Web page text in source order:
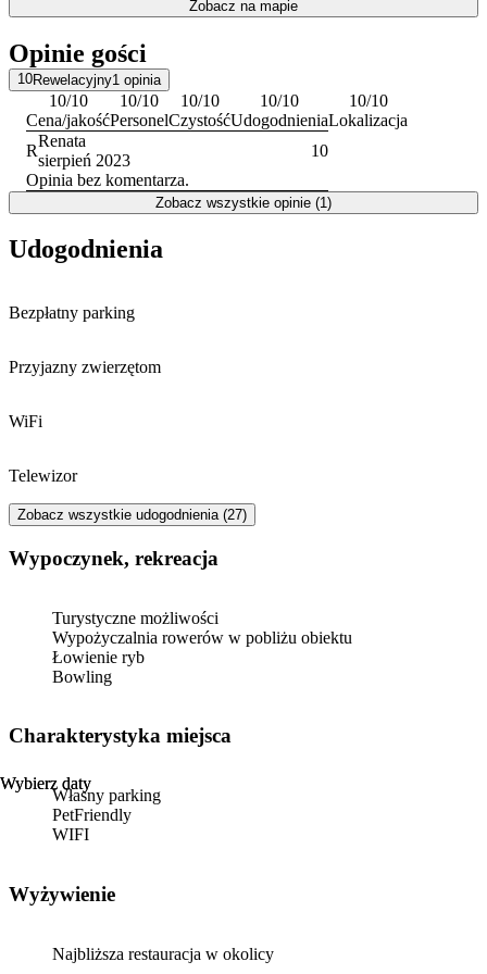
Doba hotelowa rozpoczyna się o godzinie 14:30, a kończy o 10:30.
posługuje się językiem czeskim i niemieckim.
Zobacz na mapie
Opinie gości
10Rewelacyjny1 opinia
10/10
Cena/jakość
10/10
Personel
10/10
Czystość
10/10
Udogodnienia
10/10
Lokalizacja
R
Renata
sierpień 2023
10
Opinia bez komentarza.
Zobacz wszystkie opinie (1)
Wybierz daty
Wybierz daty
Udogodnienia
Bezpłatny parking
Przyjazny zwierzętom
WiFi
Telewizor
Zobacz wszystkie udogodnienia (27)
Wypoczynek, rekreacja
Turystyczne możliwości
Wypożyczalnia rowerów w pobliżu obiektu
Łowienie ryb
Bowling
Charakterystyka miejsca
Własny parking
PetFriendly
WIFI
Wyżywienie
Najbliższa restauracja w okolicy